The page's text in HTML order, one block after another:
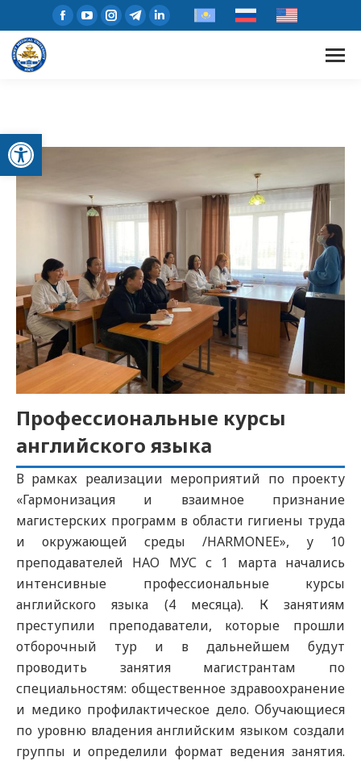
Открыть панель инструментов
Профессиональные курсы
английского языка
В рамках реализации мероприятий по проекту
«Гармонизация и взаимное признание
магистерских программ в области гигиены труда
и окружающей среды /HARMONEE», у 10
преподавателей НАО МУС с 1 марта начались
интенсивные профессиональные курсы
английского языка (4 месяца). К занятиям
преступили преподаватели, которые прошли
отборочный тур и в дальнейшем будут
проводить занятия магистрантам по
специальностям: общественное здравоохранение
и медико профилактическое дело. Обучающиеся
по уровню владения английским языком создали
группы и определили формат ведения занятия.